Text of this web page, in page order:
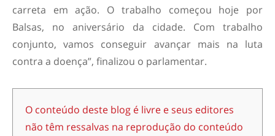
carreta em ação. O trabalho começou hoje por
Balsas, no aniversário da cidade. Com trabalho
conjunto, vamos conseguir avançar mais na luta
contra a doença”, finalizou o parlamentar.
O conteúdo deste blog é livre e seus editores
não têm ressalvas na reprodução do conteúdo